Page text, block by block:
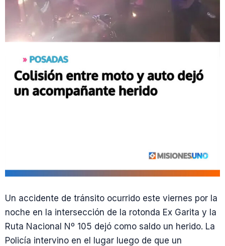
Un accidente de tránsito ocurrido este viernes por la
noche en la intersección de la rotonda Ex Garita y la
Ruta Nacional Nº 105 dejó como saldo un herido. La
Policía intervino en el lugar luego de que un